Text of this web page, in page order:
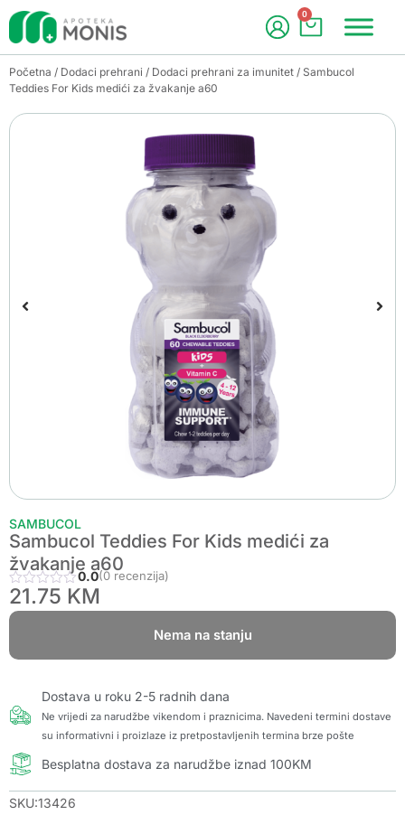
0
Početna / Dodaci prehrani / Dodaci prehrani za imunitet / Sambucol
Teddies For Kids medići za žvakanje a60
SAMBUCOL
Sambucol Teddies For Kids medići za
žvakanje a60
0.0(0 recenzija)
21.75 KM
Nema na stanju
Dostava u roku 2-5 radnih dana
Ne vrijedi za narudžbe vikendom i praznicima. Navedeni termini dostave
su informativni i proizlaze iz pretpostavljenih termina brze pošte
Besplatna dostava za narudžbe iznad 100KM
SKU:13426